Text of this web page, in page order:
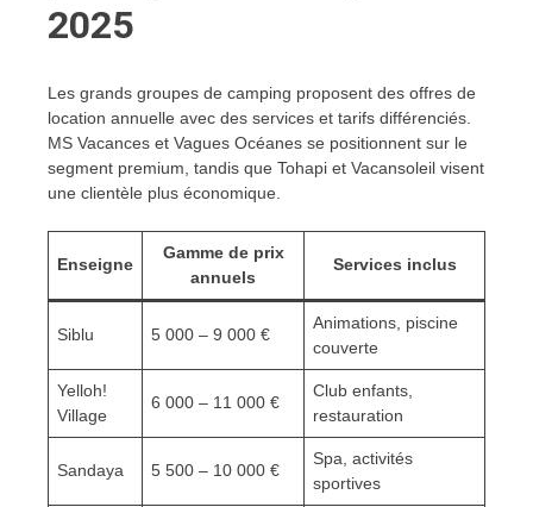
2025
Les grands groupes de camping proposent des offres de
location annuelle avec des services et tarifs différenciés.
MS Vacances et Vagues Océanes se positionnent sur le
segment premium, tandis que Tohapi et Vacansoleil visent
une clientèle plus économique.
Enseigne
Gamme de prix
annuels
Services inclus
Siblu 5 000 – 9 000 €
Animations, piscine
couverte
Yelloh!
Village
6 000 – 11 000 €
Club enfants,
restauration
Sandaya 5 500 – 10 000 €
Spa, activités
sportives